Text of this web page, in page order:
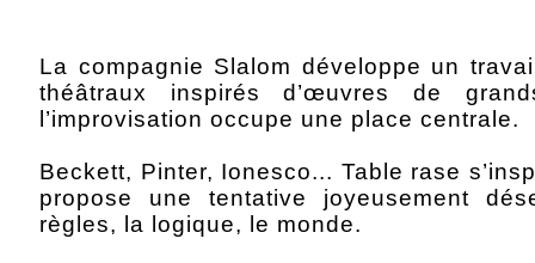
La compagnie Slalom développe un
théâtraux inspirés d’œuvres de
l’improvisation occupe une place centrale.
Beckett, Pinter, Ionesco... Table rase
propose une tentative joyeusement
règles, la logique, le monde.